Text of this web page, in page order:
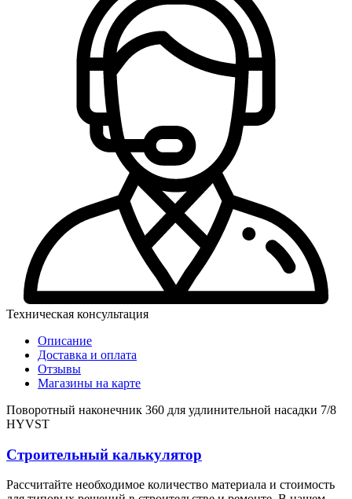
Техническая консультация
Описание
Доставка и оплата
Отзывы
Магазины на карте
Поворотный наконечник 360 для удлинительной насадки 7/8
HYVST
Строительный калькулятор
Рассчитайте необходимое количество материала и стоимость